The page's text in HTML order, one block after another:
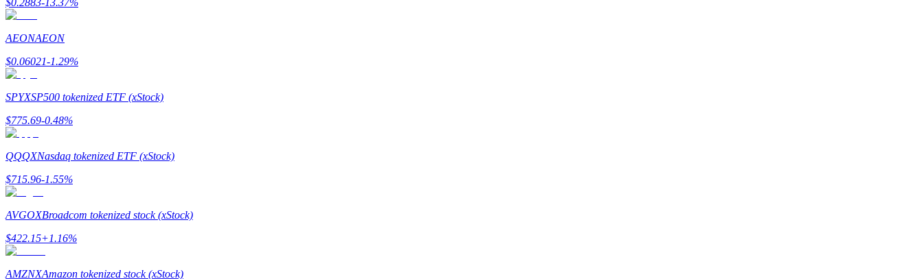
Information
Analyse de mégadonnées, y compris des informations commerciales, etc.
AEONAEON
$0.06021-1.29%
SPYXSP500 tokenized ETF (xStock)
$775.69-0.48%
QQQXNasdaq tokenized ETF (xStock)
$715.96-1.55%
AVGOXBroadcom tokenized stock (xStock)
$422.15+1.16%
AMZNXAmazon tokenized stock (xStock)